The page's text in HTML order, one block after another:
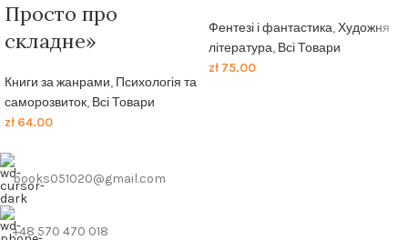
Просто про
складне»
Книги за жанрами, Психологія та
саморозвиток, Всі Товари
zł 64.00
Фентезі і фантастика,Художня
література, Всі Товари
zł 75.00
books051020@gmail.com
+48 570 470 018